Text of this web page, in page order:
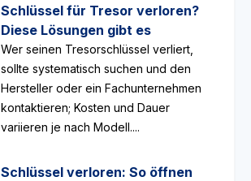
Schlüssel für Tresor verloren?
Diese Lösungen gibt es
Wer seinen Tresorschlüssel verliert,
sollte systematisch suchen und den
Hersteller oder ein Fachunternehmen
kontaktieren; Kosten und Dauer
variieren je nach Modell....
Schlüssel verloren: So öffnen